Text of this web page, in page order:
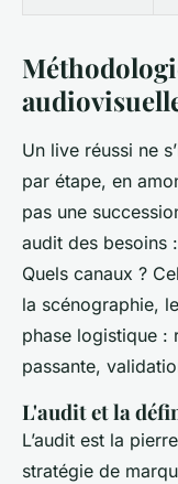
Un live réussi ne
par étape, en
pas une
audit des besoins
Quels canaux ?
la scénographie,
phase logistique :
passante,
L'audit et la
L’audit est la
stratégie de